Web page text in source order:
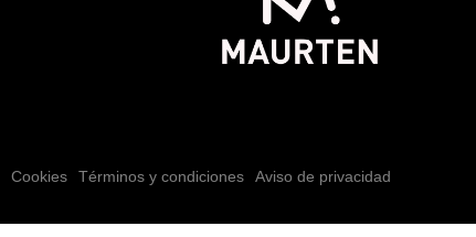
Cookies Términos y condiciones Aviso de privacidad